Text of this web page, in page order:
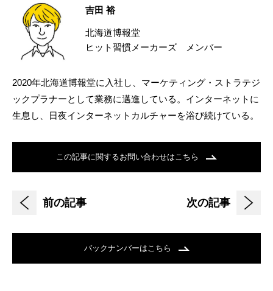
吉田 裕
北海道博報堂
ヒット習慣メーカーズ メンバー
2020年北海道博報堂に入社し、マーケティング・ストラテジ
ックプラナーとして業務に邁進している。インターネットに
生息し、日夜インターネットカルチャーを浴び続けている。
この記事に関するお問い合わせはこちら
前の記事 次の記事
バックナンバーはこちら